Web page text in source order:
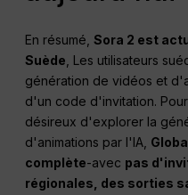
En résumé,Sora 2 est
Suède , Les utilisateurs
génération de vidéos et
d'un code d'invitation.
désireux d'explorer la
d'animations par l'IA,
complète-avec pas
régionales, des sorties